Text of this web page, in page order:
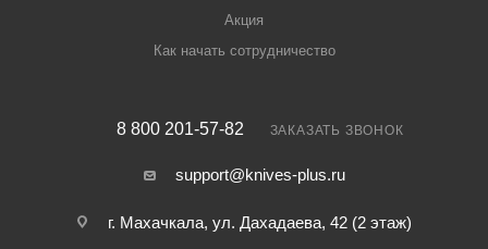
Акция
Как начать сотрудничество
8 800 201-57-82 ЗАКАЗАТЬ ЗВОНОК
support@knives-plus.ru
г. Махачкала, ул. Дахадаева, 42 (2 этаж)